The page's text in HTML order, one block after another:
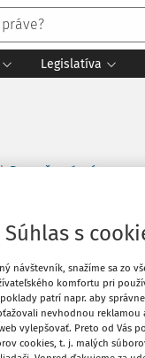
Legislatíva
:Bezpečnosť práce v
ako
starostlivosti a
Súhlas s
návštevník, snažíme sa zo
komfortu pri
patrí napr. aby
nevhodnou
vylepšovať. Preto od Vás
cookies, t. j. malých